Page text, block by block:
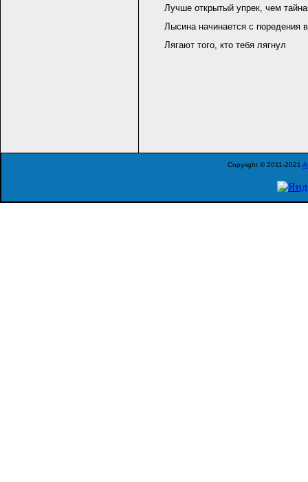
Лучше открытый упрек, чем
Лысина начинается с поредения
Лягают того, кто тебя лягнул
Copyright © 2011-2021